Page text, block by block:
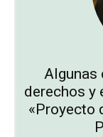
Algunas
derechos y
«Proyecto